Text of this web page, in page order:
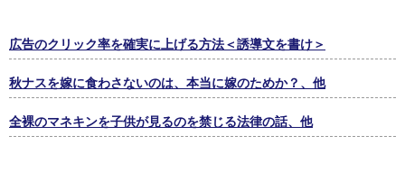
広告のクリック率を確実に上げる方法＜誘導文を書け＞
秋ナスを嫁に食わさないのは、本当に嫁のためか？、他
全裸のマネキンを子供が見るのを禁じる法律の話、他